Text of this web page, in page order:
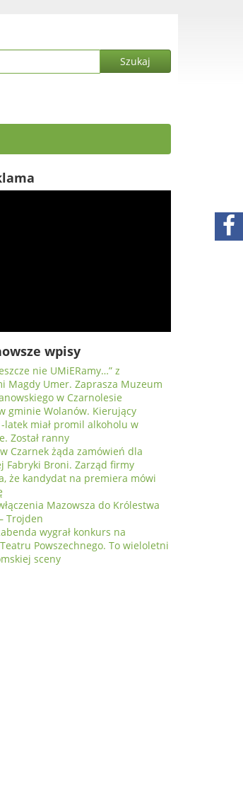
wpisy
nie UMiERamy…” z
Magdy Umer. Zaprasza Muzeum
w Czarnolesie
gminie Wolanów. Kierujący
latek miał promil alkoholu w
Został ranny
Czarnek żąda zamówień dla
Fabryki Broni. Zarząd firmy
że kandydat na premiera mówi
Mazowsza do Królestwa
Trojden
wygrał konkurs na
Powszechnego. To wieloletni
sceny